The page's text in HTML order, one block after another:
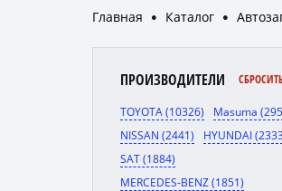
Главная ● Каталог ●
ПРОИЗВОДИТЕЛИ
TOYOTA (10326)
Masuma
NISSAN (2441)
HYUNDAI
SAT (1884)
MERCEDES-BENZ (1851)